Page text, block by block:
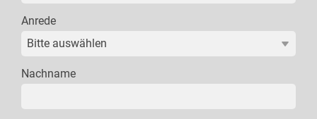
Anrede
Nachname